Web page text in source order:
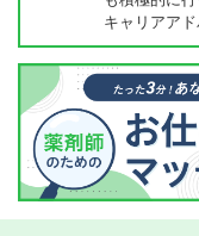
キャリアア